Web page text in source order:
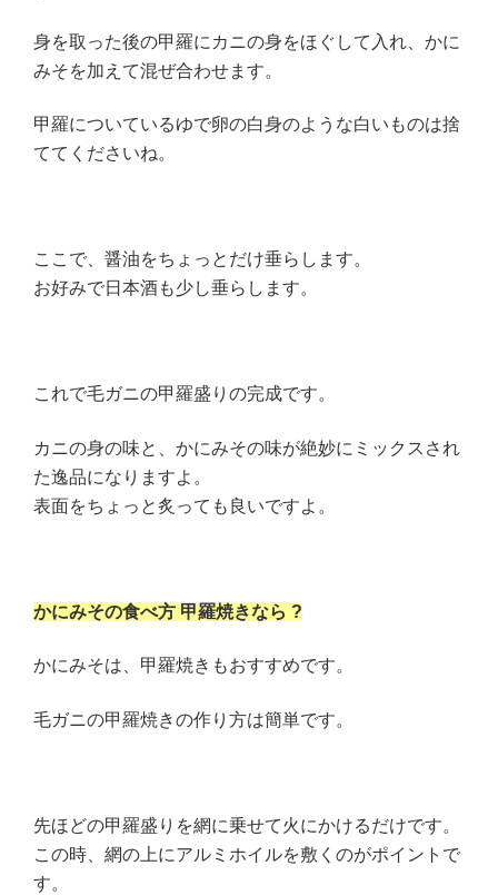
身を取った後の甲羅にカニの身をほぐして入れ、かに
みそを加えて混ぜ合わせます。
甲羅についているゆで卵の白身のような白いものは捨
ててくださいね。
ここで、醤油をちょっとだけ垂らします。
お好みで日本酒も少し垂らします。
これで毛ガニの甲羅盛りの完成です。
カニの身の味と、かにみその味が絶妙にミックスされ
た逸品になりますよ。
表面をちょっと炙っても良いですよ。
かにみその食べ方 甲羅焼きなら ?
かにみそは、甲羅焼きもおすすめです。
毛ガニの甲羅焼きの作り方は簡単です。
先ほどの甲羅盛りを網に乗せて火にかけるだけです。
この時、網の上にアルミホイルを敷くのがポイントで
す。